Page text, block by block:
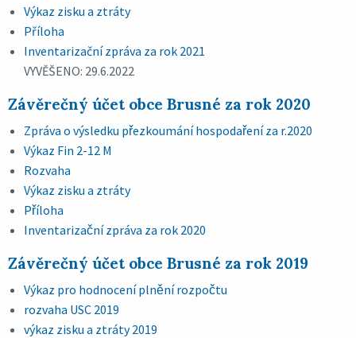
Výkaz zisku a ztráty
Příloha
Inventarizační zpráva za rok 2021
VYVĚŠENO: 29.6.2022
Závěrečný účet obce Brusné za rok 2020
Zpráva o výsledku přezkoumání hospodaření za r.2020
Výkaz Fin 2-12 M
Rozvaha
Výkaz zisku a ztráty
Příloha
Inventarizační zpráva za rok 2020
Závěrečný účet obce Brusné za rok 2019
Výkaz pro hodnocení plnění rozpočtu
rozvaha USC 2019
výkaz zisku a ztráty 2019